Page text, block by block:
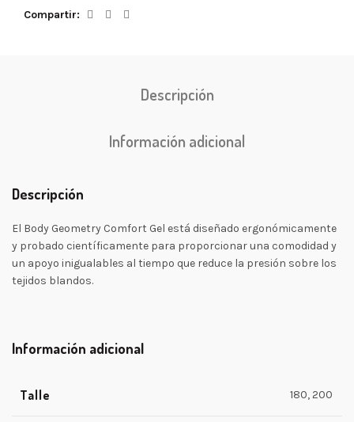
Compartir
Descripción
Información adicional
Descripción
El Body Geometry Comfort Gel está diseñado ergonómicamente
y probado científicamente para proporcionar una comodidad y
un apoyo inigualables al tiempo que reduce la presión sobre los
tejidos blandos.
Información adicional
Talle 180, 200